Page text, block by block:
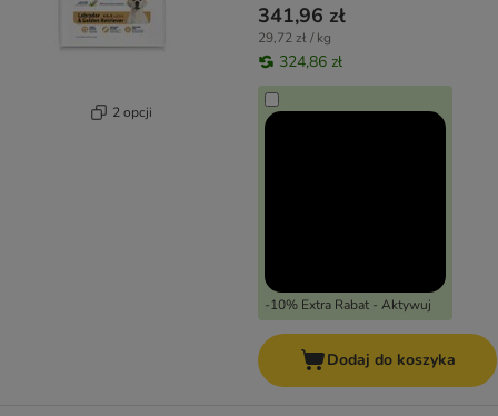
2 opcji
341,96 zł
29,72 zł / kg
324,86 zł
-10% Extra Rabat - Aktywuj
Dodaj do koszyka